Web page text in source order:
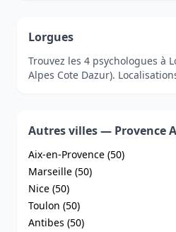
Lorgues
Trouvez les 4 psychologues à
Alpes Cote Dazur).
Autres villes — Provence
Aix-en-Provence (50)
Marseille (50)
Nice (50)
Toulon (50)
Antibes (50)